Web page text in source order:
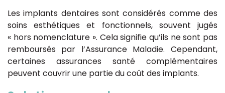
Les implants dentaires sont considérés comme des
soins esthétiques et fonctionnels, souvent jugés
« hors nomenclature ». Cela signifie qu’ils ne sont pas
remboursés par l’Assurance Maladie. Cependant,
certaines assurances santé complémentaires
peuvent couvrir une partie du coût des implants.